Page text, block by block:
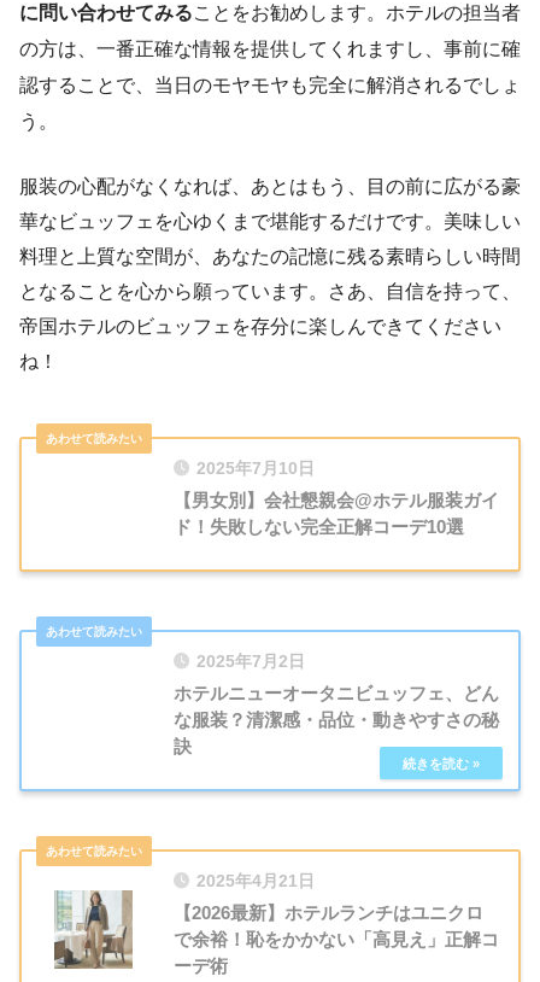
に問い合わせてみることをお勧めします。ホテルの担当者
の方は、一番正確な情報を提供してくれますし、事前に確
認することで、当日のモヤモヤも完全に解消されるでしょ
う。
服装の心配がなくなれば、あとはもう、目の前に広がる豪
華なビュッフェを心ゆくまで堪能するだけです。美味しい
料理と上質な空間が、あなたの記憶に残る素晴らしい時間
となることを心から願っています。さあ、自信を持って、
帝国ホテルのビュッフェを存分に楽しんできてください
ね！
2025年7月10日
【男女別】会社懇親会@ホテル服装ガイ
ド！失敗しない完全正解コーデ10選
2025年7月2日
ホテルニューオータニビュッフェ、どん
な服装？清潔感・品位・動きやすさの秘
訣
2025年4月21日
【2026最新】ホテルランチはユニクロ
で余裕！恥をかかない「高見え」正解コ
ーデ術